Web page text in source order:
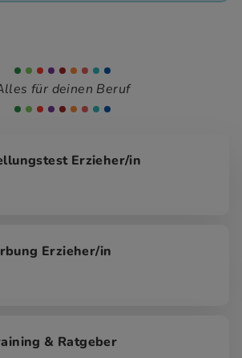
für deinen Beruf
Erzieher/in
Erzieher/in
& Ratgeber